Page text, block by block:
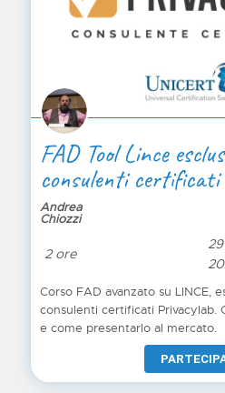
FAD Tool Lince
consulenti certificati
Andrea
Chiozzi
2 ore
Corso FAD avanzato su LINCE,
consulenti certificati Privacylab.
e come presentarlo al mercato.